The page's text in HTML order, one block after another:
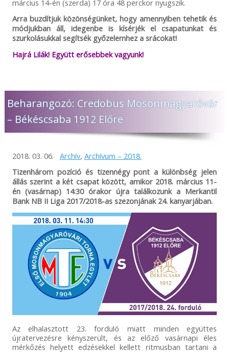
március 14-én (szerda) 17 óra 48 perckor nyugszik.
Arra buzdítjuk közönségünket, hogy amennyiben tehetik és
módjukban áll, idegenbe is kísérjék el csapatunkat és
szurkolásukkal segítsék győzelemhez a srácokat!
Hajrá Lilák! Együtt erősebbek vagyunk!
Beharangozó: Credobus Mosonmagyaróvár
– Békéscsaba 1912 Előre
2018. 03. 06. Archív, Archívum – 2018.
Tizenhárom pozíció és tizennégy pont a különbség jelen
állás szerint a két csapat között, amikor 2018. március 11-
én (vasárnap) 14:30 órakor újra találkozunk a Merkantil
Bank NB II Liga 2017/2018-as szezonjának 24. kanyarjában.
Az elhalasztott 23. forduló miatt minden együttes
újratervezésre kényszerült, és az előző vasárnapi éles
mérkőzés helyett edzésekkel kellett ritmusban tartani a